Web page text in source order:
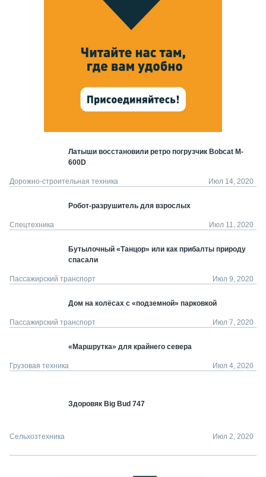
Латыши восстановили ретро погрузчик Bobcat M-
600D
Дорожно-строительная техника Июл 14, 2020
Робот-разрушитель для взрослых
Спецтехника Июл 11, 2020
Бутылочный «Танцор» или как прибалты природу
спасали
Пассажирский транспорт Июл 9, 2020
Дом на колёсах с «подземной» парковкой
Пассажирский транспорт Июл 7, 2020
«Маршрутка» для крайнего севера
Грузовая техника Июл 4, 2020
Здоровяк Big Bud 747
Сельхозтехника Июл 2, 2020